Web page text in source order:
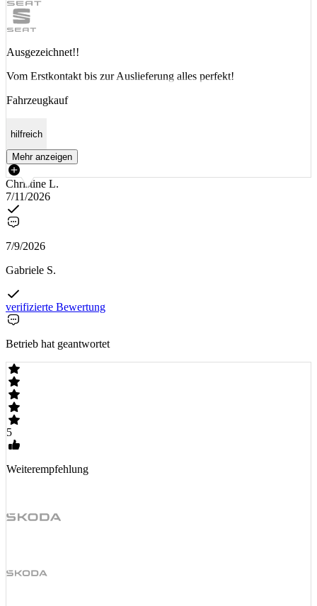
Ausgezeichnet!!
Vom Erstkontakt bis zur Auslieferung alles perfekt!
Fahrzeugkauf
hilfreich
Mehr anzeigen
Christine L.
7/11/2026
7/9/2026
Gabriele S.
verifizierte Bewertung
Betrieb hat geantwortet
5
Weiterempfehlung